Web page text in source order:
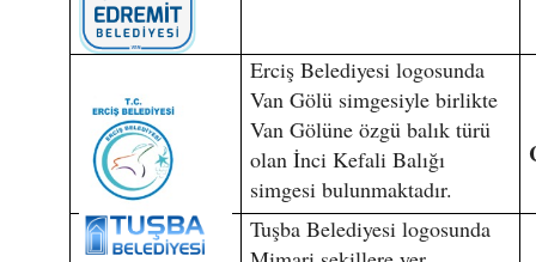
Erciş Belediyesi logosunda
Van Gölü simgesiyle birlikte
Van Gölüne özgü balık türü
olan İnci Kefali Balığı
simgesi bulunmaktadır.
Tuşba Belediyesi logosunda